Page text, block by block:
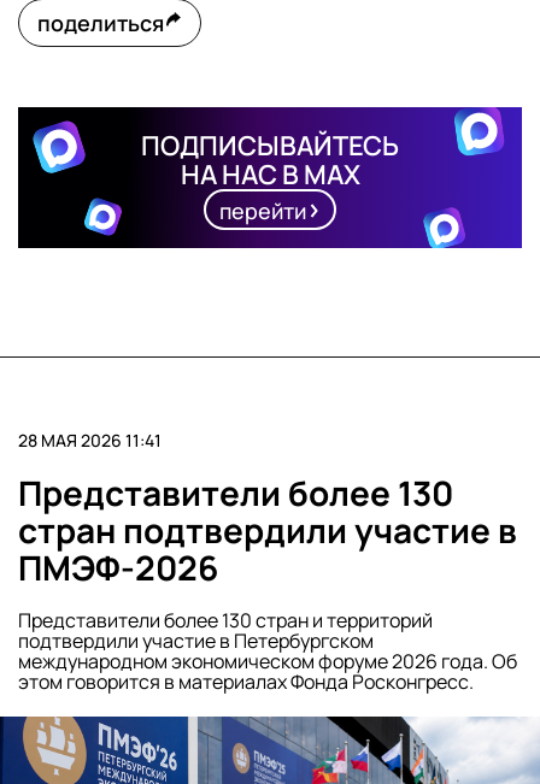
поделиться
ПОДПИСЫВАЙТЕСЬ
НА НАС В MAX
перейти
28 МАЯ 2026 11:41
Представители более 130
стран подтвердили участие в
ПМЭФ-2026
Представители более 130 стран и территорий
подтвердили участие в Петербургском
международном экономическом форуме 2026 года. Об
этом говорится в материалах Фонда Росконгресс.